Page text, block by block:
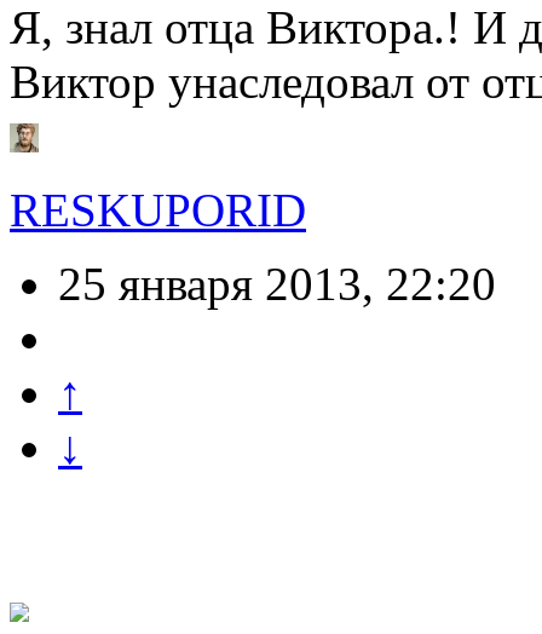
Я, знал отца Виктора.! И
Виктор унаследовал от
RESKUPORID
25 января 2013, 22:20
↑
↓